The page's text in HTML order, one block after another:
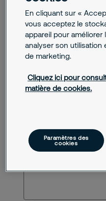
Autre
Code postal
Téléphone
E-mail
En cliquant sur «
vous acceptez le
appareil pour améliorer
analyser son
de marketing.
Cliquez ici pour
matière de cookies.
Paramètres des
cookies